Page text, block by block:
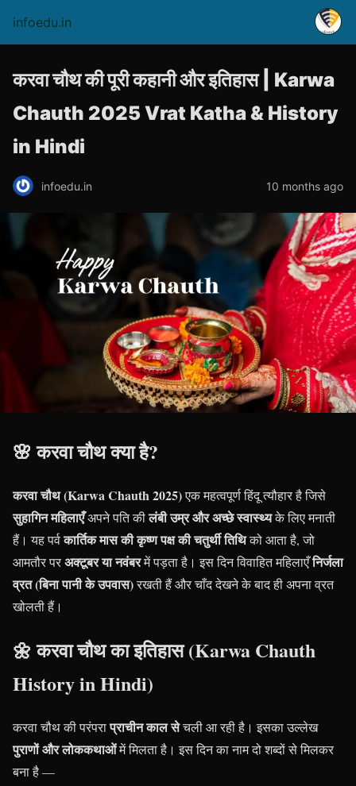
infoedu.in
करवा चौथ की पूरी कहानी और इतिहास | Karwa
Chauth 2025 Vrat Katha & History
in Hindi
infoedu.in 10 months ago
🌸 करवा चौथ क्या है?
करवा चौथ (Karwa Chauth 2025)एक महत्वपूर्ण हिंदू त्यौहार है जिसे
सुहागिन महिलाएँअपने पति कीलंबी उम्र और अच्छे स्वास्थ्यके लिए मनाती
हैं। यह पर्वकार्तिक मास की कृष्ण पक्ष की चतुर्थी तिथिको आता है, जो
आमतौर परअक्टूबर या नवंबरमें पड़ता है। इस दिन विवाहित महिलाएँनिर्जला
व्रत (बिना पानी के उपवास)रखती हैं और चाँद देखने के बाद ही अपना व्रत
खोलती हैं।
🌼 करवा चौथ का इतिहास (Karwa Chauth
History in Hindi)
करवा चौथ की परंपराप्राचीन काल सेचली आ रही है। इसका उल्लेख
पुराणों और लोककथाओंमें मिलता है। इस दिन का नाम दो शब्दों से मिलकर
बना है —